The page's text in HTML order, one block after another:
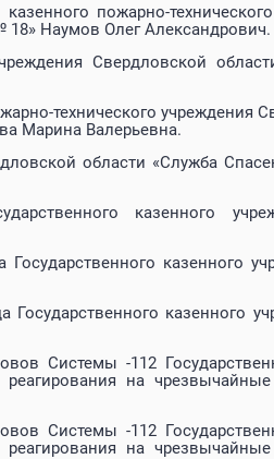
пожарно-
Наумов Олег Александрович.
Свердловской
технического учреждения
Марина Валерьевна.
области «Служба
казенного
казенного
Государственного казенного
Системы -112
на
Системы -112
на